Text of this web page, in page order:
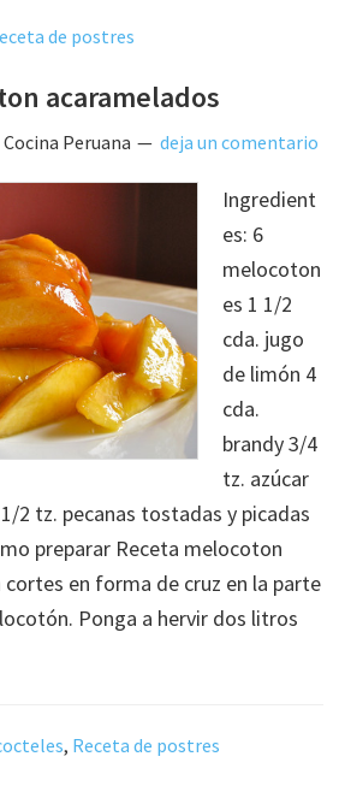
de postres
acaramelados
Peruana deja un comentario
Ingredient
es: 6
melocoton
es 1 1/2
cda. jugo
de limón 4
cda.
brandy 3/4
tz. azúcar
2 tz. pecanas tostadas y picadas
preparar Receta melocoton
en forma de cruz en la parte
Ponga a hervir dos litros
, Receta de postres